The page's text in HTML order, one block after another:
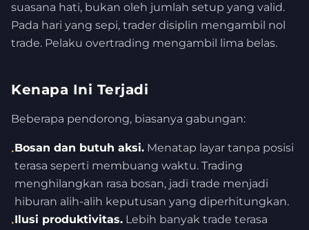
suasana hati, bukan oleh jumlah setup yang valid.
Pada hari yang sepi, trader disiplin mengambil nol
trade. Pelaku overtrading mengambil lima belas.
Kenapa Ini Terjadi
Beberapa pendorong, biasanya gabungan:
•Bosan dan butuh aksi. Menatap layar tanpa posisi
terasa seperti membuang waktu. Trading
menghilangkan rasa bosan, jadi trade menjadi
hiburan alih-alih keputusan yang diperhitungkan.
•Ilusi produktivitas. Lebih banyak trade terasa